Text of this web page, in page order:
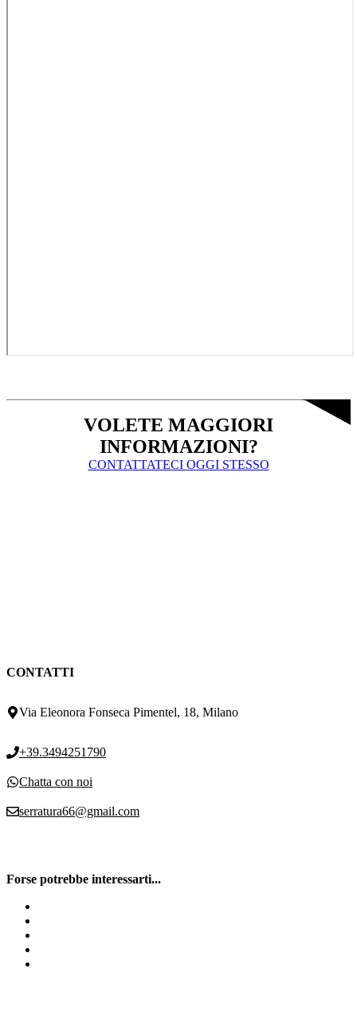
VOLETE MAGGIORI
INFORMAZIONI?
CONTATTATECI OGGI STESSO
CONTATTI
Via Eleonora Fonseca Pimentel, 18, Milano
+39.3494251790
Chatta con noi
serratura66@gmail.com
Forse potrebbe interessarti...